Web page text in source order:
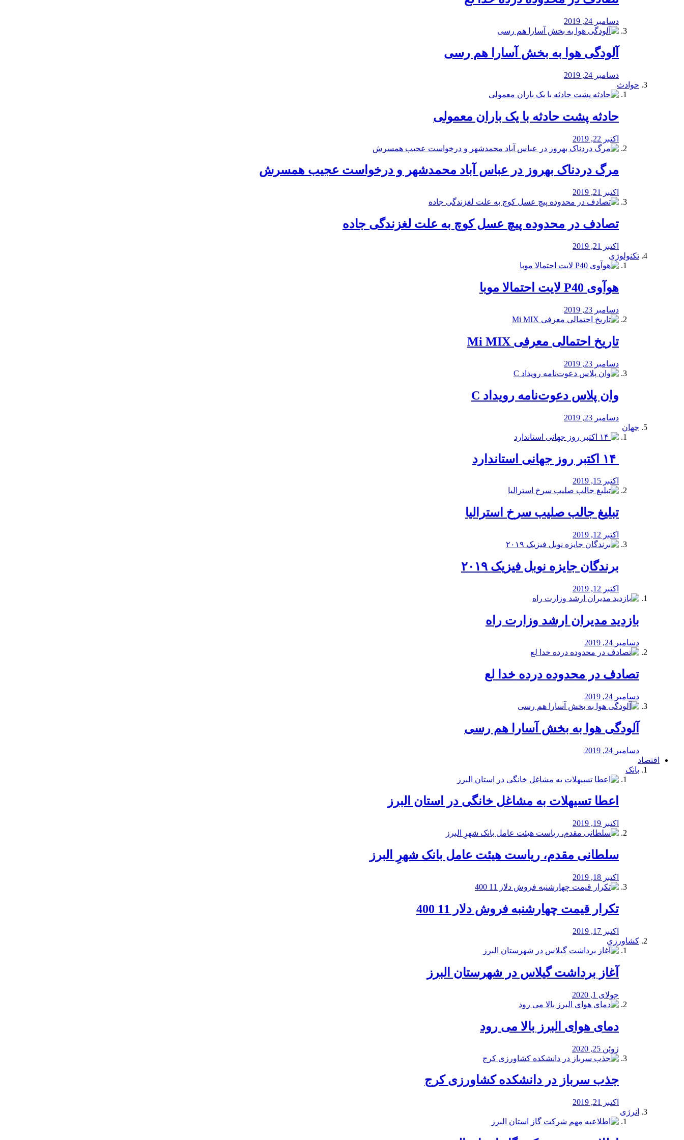
دسامبر 24, 2019
آلودگی هوا به بخش آسارا هم رسی
دسامبر 24, 2019
حوادث
️حادثه پشت حادثه با یک باران معمولی
اکتبر 22, 2019
مرگ دردناک بهروز در عباس آباد محمدشهر و درخواست عجیب همسرش
اکتبر 21, 2019
تصادف در محدوده پیچ عسل کوچ به علت لغزندگی جاده
اکتبر 21, 2019
تکنولوژی
هوآوی P40 لایت احتمالا موبا
دسامبر 23, 2019
تاریخ احتمالی معرفی Mi MIX
دسامبر 23, 2019
وان پلاس دعوت‌نامه رویداد C
دسامبر 23, 2019
جهان
اکتبر 15, 2019
تبلیغ جالب صلیب سرخ استرالیا
اکتبر 12, 2019
برندگان جایزه نوبل فیزیک ۲۰۱۹
اکتبر 12, 2019
بازدید مدیران ارشد وزارت راه
دسامبر 24, 2019
تصادف در محدوده درده خدا لع
دسامبر 24, 2019
آلودگی هوا به بخش آسارا هم رسی
دسامبر 24, 2019
اقتصاد
بانک
️اعطا تسیهلات به مشاغل خانگی در استان البرز
اکتبر 19, 2019
سلطانی مقدم، ریاست هیئت عامل بانک شهرِ البرز
اکتبر 18, 2019
تکرار قیمت چهارشنبه فروش دلار 11 400
اکتبر 17, 2019
کشاورزی
آغاز برداشت گیلاس در شهرستان البرز
جولای 1, 2020
دمای هوای البرز بالا می رود
ژوئن 25, 2020
جذب سرباز در دانشکده کشاورزی کرج
اکتبر 21, 2019
انرژی